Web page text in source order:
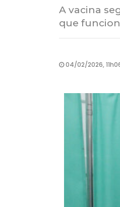
A vacina
que
04/02/2026,